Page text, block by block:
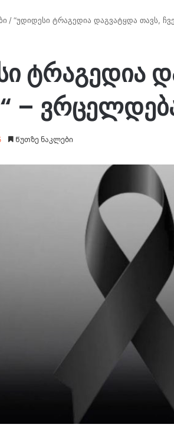
/“უდიდესი ტრაგედია დაგვატყდა თავს,
ტრაგედია
–
Წუთზე ნაკლები